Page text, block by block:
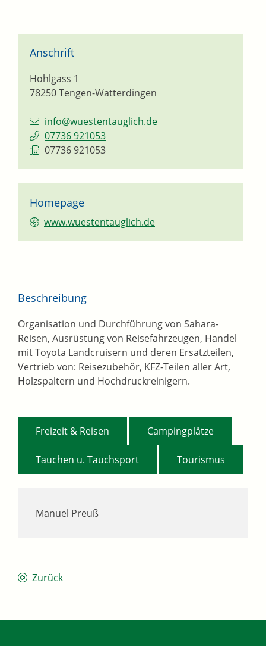
Anschrift
Hohlgass 1
78250Tengen-Watterdingen
info@wuestentauglich.de
07736 921053
07736 921053
Homepage
www.wuestentauglich.de
Manuel Preuß
Beschreibung
Organisation und Durchführung von Sahara-
Reisen, Ausrüstung von Reisefahrzeugen, Handel
mit Toyota Landcruisern und deren Ersatzteilen,
Vertrieb von: Reisezubehör, KFZ-Teilen aller Art,
Holzspaltern und Hochdruckreinigern.
Freizeit & Reisen Campingplätze
Tauchen u. Tauchsport Tourismus
Zurück